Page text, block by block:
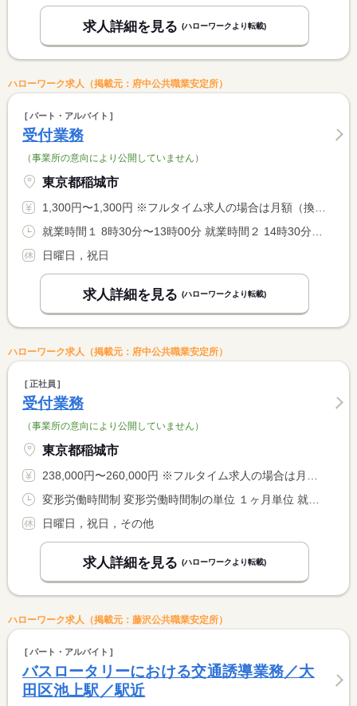
求人詳細を見る (ハローワークより転載)
ハローワーク求人（掲載元：府中公共職業安定所）
パート・アルバイト
受付業務
（事業所の意向により公開していません）
東京都稲城市
1,300円〜1,300円 ※フルタイム求人の場合は月額（換算額）、パート求人の場合は時間額を表示しています。
日曜日，祝日
求人詳細を見る (ハローワークより転載)
ハローワーク求人（掲載元：府中公共職業安定所）
正社員
受付業務
（事業所の意向により公開していません）
東京都稲城市
238,000円〜260,000円 ※フルタイム求人の場合は月額（換算額）、パート求人の場合は時間額を表示しています。
日曜日，祝日，その他
求人詳細を見る (ハローワークより転載)
ハローワーク求人（掲載元：藤沢公共職業安定所）
パート・アルバイト
バスロータリーにおける交通誘導業務／大
田区池上駅／駅近